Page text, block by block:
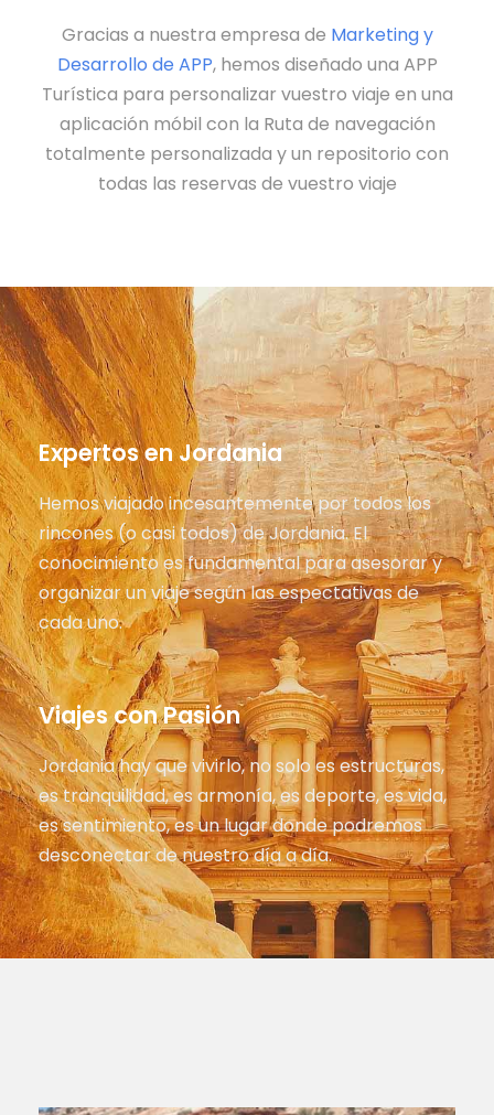
Gracias a nuestra empresa de Marketing y
Desarrollo de APP, hemos diseñado una APP
Turística para personalizar vuestro viaje en una
aplicación móbil con la Ruta de navegación
totalmente personalizada y un repositorio con
todas las reservas de vuestro viaje
Expertos en Jordania
Hemos viajado incesantemente por todos los
rincones (o casi todos) de Jordania. El
conocimiento es fundamental para asesorar y
organizar un viaje según las espectativas de
cada uno.
Viajes con Pasión
Jordania hay que vivirlo, no solo es estructuras,
es tranquilidad, es armonía, es deporte, es vida,
es sentimiento, es un lugar donde podremos
desconectar de nuestro día a día.